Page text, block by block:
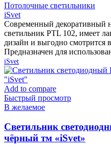
Потолочные светильники
iSvet
Современный декоративный
светильник PTL 102, имеет
дизайн и выгодно смотрится
Предназначен для
iSvet
Add to compare
Быстрый просмотр
В желаемое
Cветильник
чёрный тм «iSvet»